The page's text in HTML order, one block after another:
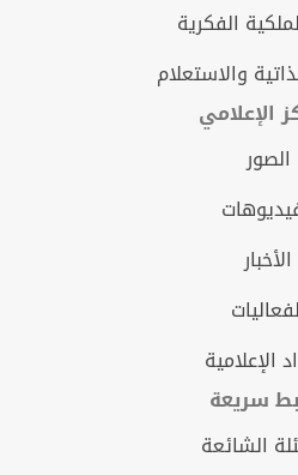
الفكرية
والاستعلام
الإعلامي
الصور
الأخبار
الإعلامية
سريعة
الشائعة